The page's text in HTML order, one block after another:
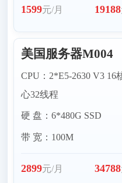
1599元/月 19188
美国服务器M004
CPU：2*E5-2630 V3 16
心32线程
硬 盘：6*480G SSD
带 宽：100M
2899元/月 34788